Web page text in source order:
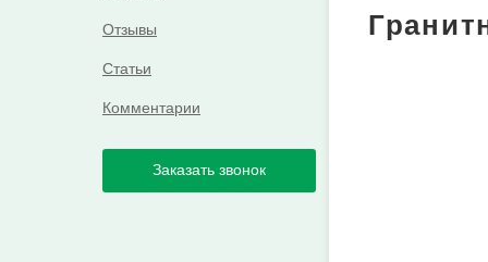
Отзывы
Статьи
Комментарии
Заказать звонок